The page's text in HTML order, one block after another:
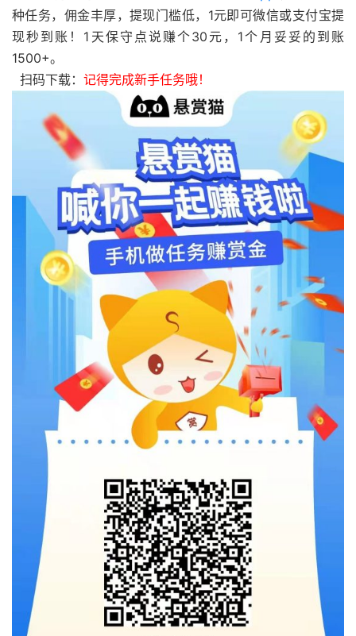
种任务，佣金丰厚，提现门槛低，1元即可微信或支付宝提
现秒到账！1天保守点说赚个30元，1个月妥妥的到账
1500+。
扫码下载： 记得完成新手任务哦！